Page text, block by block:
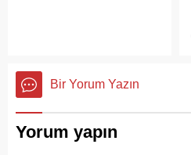
Bir Yorum Yazın
Yorum yapın